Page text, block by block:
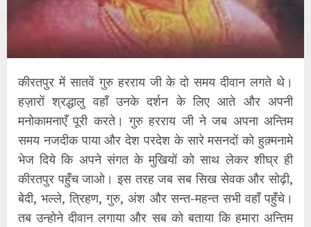
कीरतपुर में सातवें गुरु हरराय जी के दो समय दीवान लगते थे।
हज़ारों श्रद्धालु वहाँ उनके दर्शन के लिए आते और अपनी
मनोकामनाएँ पूरी करते। गुरु हरराय जी ने जब अपना अन्तिम
समय नजदीक पाया और देश परदेश के सारे मसनदों को हुक़्मनामे
भेज दिये कि अपने संगत के मुखियों को साथ लेकर शीघ्र ही
कीरतपुर पहुँच जाओ। इस तरह जब सब सिख सेवक और सोढ़ी,
बेदी, भल्ले, त्रिहण, गुरु, अंश और सन्त-महन्त सभी वहाँ पहुँचे।
तब उन्होने दीवान लगाया और सब को बताया कि हमारा अन्तिम